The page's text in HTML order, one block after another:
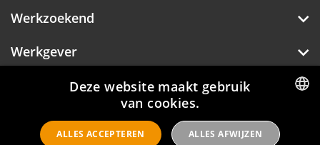
Werkzoekend
Werkgever
Over Hotelprofessionals
DUTCH
Deze website maakt gebruik
van cookies.
ALLES ACCEPTEREN ALLES AFWIJZEN